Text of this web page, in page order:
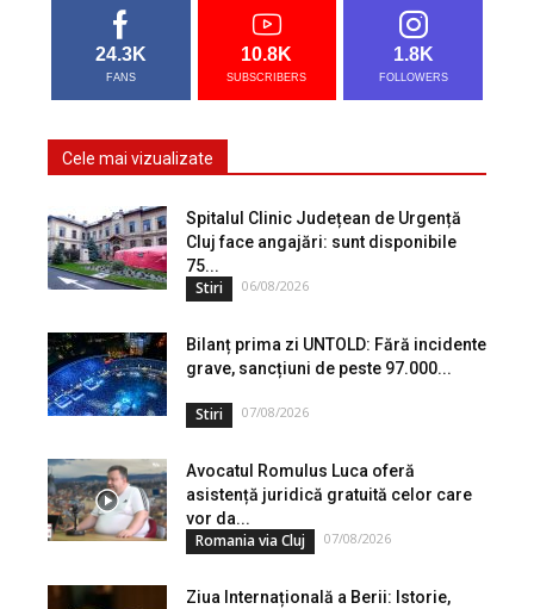
24.3K
FANS
10.8K
SUBSCRIBERS
1.8K
FOLLOWERS
Cele mai vizualizate
Spitalul Clinic Județean de Urgență
Cluj face angajări: sunt disponibile
75...
Stiri 06/08/2026
Bilanț prima zi UNTOLD: Fără incidente
grave, sancțiuni de peste 97.000...
Stiri 07/08/2026
Avocatul Romulus Luca oferă
asistență juridică gratuită celor care
vor da...
Romania via Cluj 07/08/2026
Ziua Internațională a Berii: Istorie,